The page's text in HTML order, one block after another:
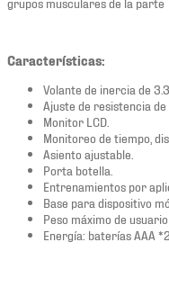
Características:
Volante de inercia de 3.3
Ajuste de resistencia de
Monitor LCD.
Monitoreo de tiempo,
Asiento ajustable.
Porta botella.
Entrenamientos por
Base para dispositivo
Peso máximo de usuario
Energía: baterías AAA *2.